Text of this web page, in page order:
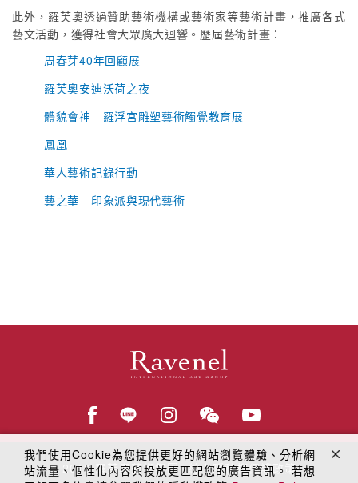
此外，羅芙奧透過贊助藝術機構或藝術家等藝術計畫，推廣各式
藝文活動，獲得社會大眾廣大迴響。歷屆藝術計畫：
周春芽40年回顧展
羅芙奧安迪沃荷之夜
體貌會神—羅浮宮雕塑藝術觸覺教育展
鳳凰
華人藝術記錄行動
藝之華—印象派與現代藝術
© 2018羅芙奧藝術集團 線上隱私權保護政策
我們使用Cookie為您提供更好的網站瀏覽體驗、分析網
站流量、個性化內容與投放更匹配您的廣告資訊。 若想